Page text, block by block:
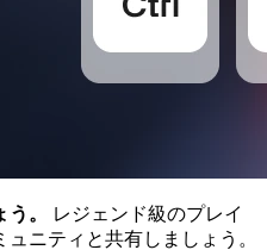
。
レジェンド級のプレイ
ニティと共有しましょう。